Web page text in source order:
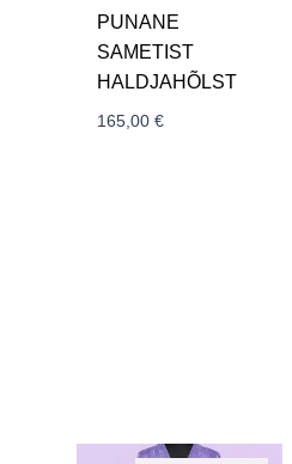
PUNANE
SAMETIST
HALDJAHÕLST
165,00€